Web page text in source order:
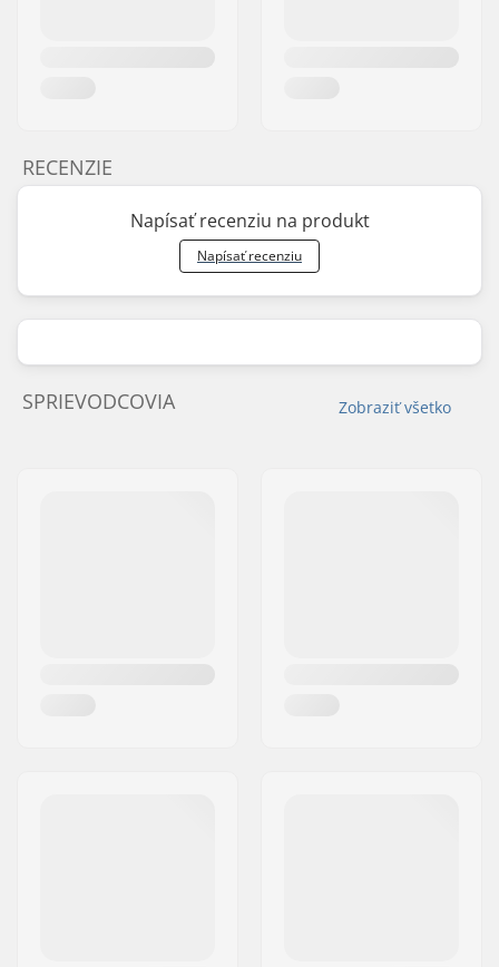
RECENZIE
Napísať recenziu na produkt
Napísať recenziu
Zobraziť všetko
SPRIEVODCOVIA